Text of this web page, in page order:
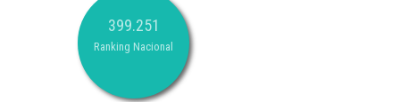
399.251
Ranking Nacional